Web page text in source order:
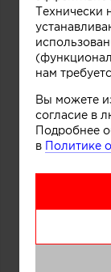
Технически
нам
Вы можете
согласие в
Подробнее
в Политике